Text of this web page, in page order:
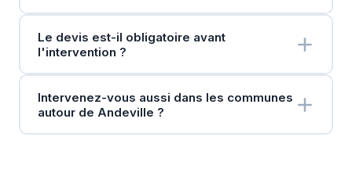
Le devis est-il obligatoire avant
l'intervention ?
Intervenez-vous aussi dans les communes
autour de Andeville ?